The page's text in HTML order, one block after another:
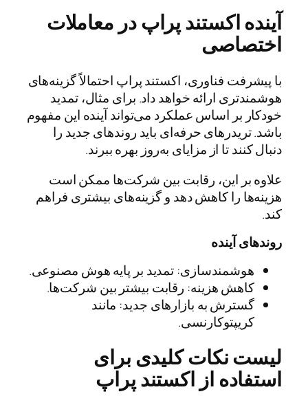
آینده اکستند پراپ در معاملات
اختصاصی
با پیشرفت فناوری، اکستند پراپ احتمالاً گزینه‌های
هوشمندتری ارائه خواهد داد. برای مثال، تمدید
خودکار بر اساس عملکرد می‌تواند آینده این مفهوم
باشد. تریدرهای حرفه‌ای باید روندهای جدید را
دنبال کنند تا از مزایای به‌روز بهره ببرند.
علاوه بر این، رقابت بین شرکت‌ها ممکن است
هزینه‌ها را کاهش دهد و گزینه‌های بیشتری فراهم
کند.
روندهای آینده
هوشمندسازی: تمدید بر پایه هوش مصنوعی.
کاهش هزینه: رقابت بیشتر بین شرکت‌ها.
گسترش به بازارهای جدید: مانند
کریپتوکارنسی.
لیست نکات کلیدی برای
استفاده از اکستند پراپ